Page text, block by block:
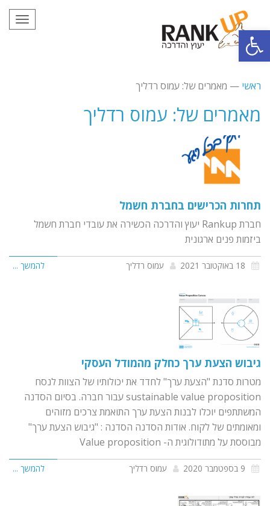
פתח סרגל נגישות
ראשי — מאמרים של: עמוס רדליך
מאמרים של: עמוס רדליך
תחרות הכרישים בחברת חשמל
חברת Rankup יעוץ והדרכה הכשירה את עובדי חברת חשמל
ביזמות פנים ארגונית
עמוס רדליך להמשך ...
גיבוש הצעת ערך כחלק מהמודל העסקי
מטרות סדנת "הצעת ערך" לחדד את יכולותיו של הצוות לנסח
sustainable value proposition עבור חברה. בסיום הסדנה
המשתתפים יוכלו לבנות הצעת ערך התואמת צרכים מזוהים
ומאומתים של לקוח. אודות הסדנה הסדנה : "גיבוש הצעת ערך"
מבוססת על מתודולוגית ה- Value proposition
עמוס רדליך להמשך ...